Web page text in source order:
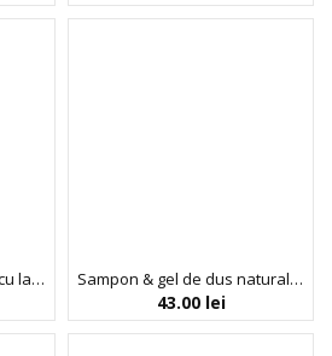
Sampon & balsam 2 in 1 cu lapte & zahar pentru copii , Noah, 250 ml Sampon & gel de dus natural pentru copii, cu aloe vera si extract de nalba, Fairy’s Dance, Biobaza, 250 ml
43.00 lei